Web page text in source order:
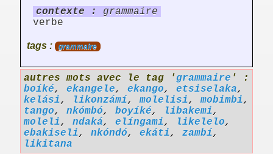
contexte :
grammaire
verbe
tags : grammaire
autres mots avec le tag 'grammaire ' :
boíké, ekangele, ekango, etsiselaka,
kelási, likonzámí,molelisi,mobimbi,
tango, nkómbó, boyíké, libakemi,
moleli, ndaká, elíngami, likelelo,
ebakiseli, nkóndó, ekáti, zambí,
likitana